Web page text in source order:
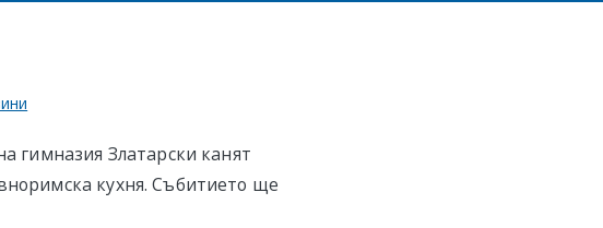
гимназия Златарски канят
кухня. Събитието ще